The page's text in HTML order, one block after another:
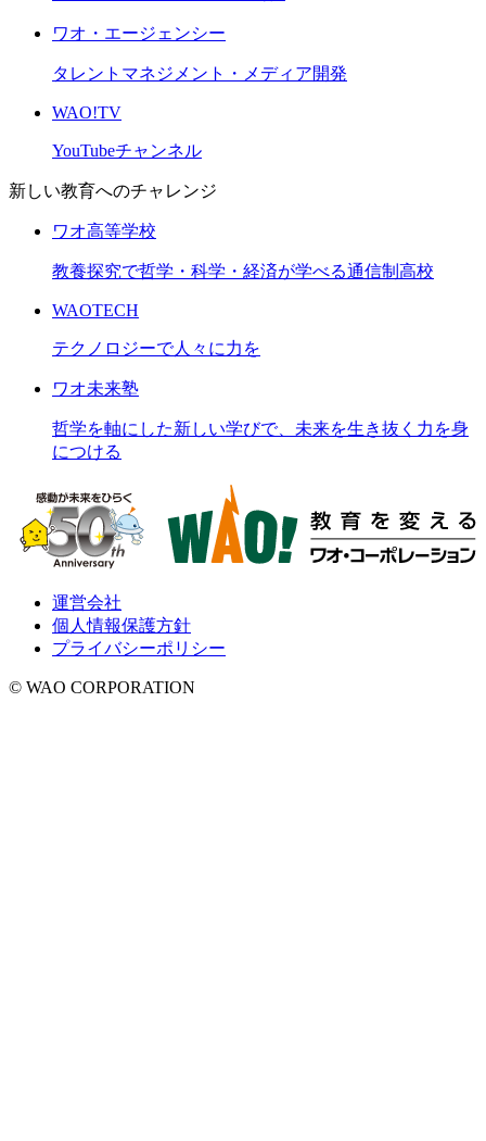
ワオ・エージェンシー
タレントマネジメント・メディア開発
WAO!TV
YouTubeチャンネル
新しい教育へのチャレンジ
ワオ高等学校
教養探究で哲学・科学・経済が学べる通信制高校
WAOTECH
テクノロジーで人々に力を
ワオ未来塾
哲学を軸にした新しい学びで、未来を生き抜く力を身
につける
運営会社
個人情報保護方針
プライバシーポリシー
© WAO CORPORATION